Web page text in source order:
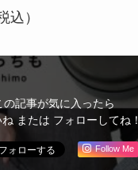
込）
の記事が気に入ったら
または フォローしてね！
Follow Me